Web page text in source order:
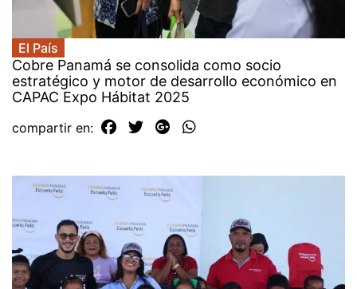
El País
Cobre Panamá se consolida como socio
estratégico y motor de desarrollo económico en
CAPAC Expo Hábitat 2025
compartir en: